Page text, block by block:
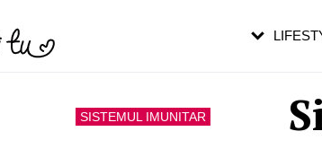
SISTEMUL IMUNITAR